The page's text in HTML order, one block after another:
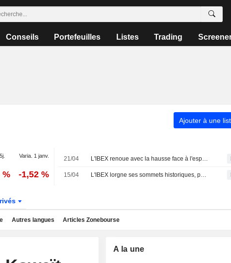
Conseils Portefeuilles Listes Trading
Ajouter à une
Varia. 1 janv.
% -1,52 %
21/04 L'IBEX renoue avec la hausse face à l'espoir d'un dialogue USA-Iran et à l'entrain de l'IA
15/04 L'IBEX lorgne ses sommets historiques, porté par l'espoir d'une détente au Moyen-Orient
Autres langues Articles Zonebourse
A la une